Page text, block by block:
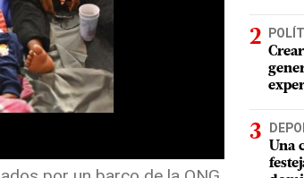
Una